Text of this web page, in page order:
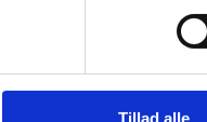
Tillad alle